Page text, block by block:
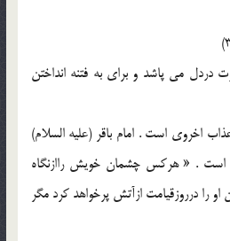
دردل مي پاشد و براي به فتنه انداختن
اخروي است . امام باقر (عليه السلام)
است . « هرکس چشمان خويش راازنگاه
را درروزقيامت ازآتش پرخواهد کرد مگر